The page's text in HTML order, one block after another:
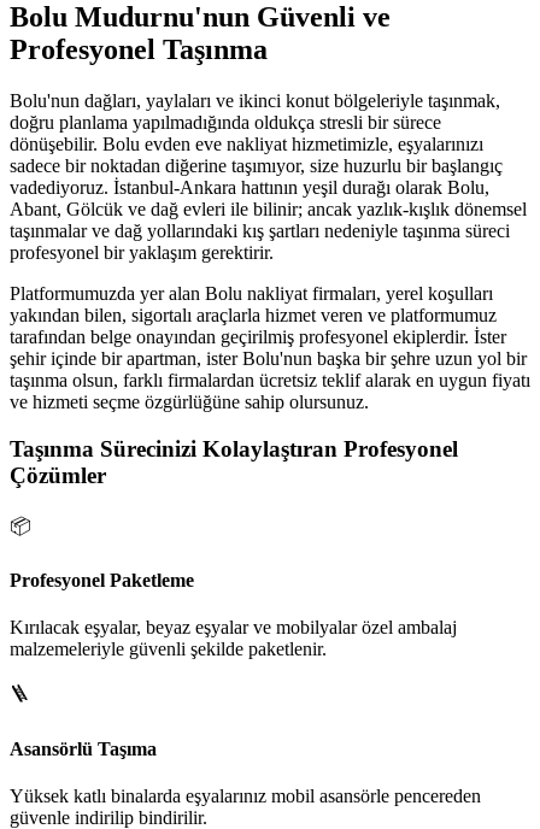
Bolu Mudurnu'nun Güvenli ve
Profesyonel Taşınma
Bolu'nun dağları, yaylaları ve ikinci konut bölgeleriyle taşınmak,
doğru planlama yapılmadığında oldukça stresli bir sürece
dönüşebilir. Bolu evden eve nakliyat hizmetimizle, eşyalarınızı
sadece bir noktadan diğerine taşımıyor, size huzurlu bir başlangıç
vadediyoruz. İstanbul-Ankara hattının yeşil durağı olarak Bolu,
Abant, Gölcük ve dağ evleri ile bilinir; ancak yazlık-kışlık dönemsel
taşınmalar ve dağ yollarındaki kış şartları nedeniyle taşınma süreci
profesyonel bir yaklaşım gerektirir.
Platformumuzda yer alan Bolu nakliyat firmaları, yerel koşulları
yakından bilen, sigortalı araçlarla hizmet veren ve platformumuz
tarafından belge onayından geçirilmiş profesyonel ekiplerdir. İster
şehir içinde bir apartman, ister Bolu'nun başka bir şehre uzun yol bir
taşınma olsun, farklı firmalardan ücretsiz teklif alarak en uygun fiyatı
ve hizmeti seçme özgürlüğüne sahip olursunuz.
Taşınma Sürecinizi Kolaylaştıran Profesyonel
Çözümler
📦
Profesyonel Paketleme
Kırılacak eşyalar, beyaz eşyalar ve mobilyalar özel ambalaj
malzemeleriyle güvenli şekilde paketlenir.
🪜
Asansörlü Taşıma
Yüksek katlı binalarda eşyalarınız mobil asansörle pencereden
güvenle indirilip bindirilir.